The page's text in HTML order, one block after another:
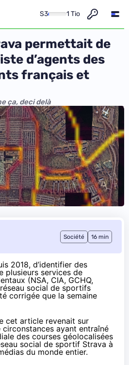
S3 1 Tio
permettait de
d’agents des
français et
ça, deci delà
Société 16 min
2018, d’identifier des
plusieurs services de
(NSA, CIA, GCHQ,
social de sportifs
corrigée que la semaine
cet article revenait sur
circonstances ayant entraîné
des courses géolocalisées
social de sportif Strava à
du monde entier.